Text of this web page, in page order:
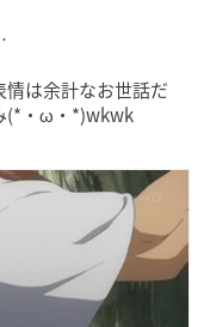
は余計なお世話だ
(*・ω・*)wkwk